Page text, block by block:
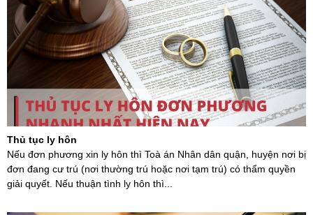
Thủ tục ly hôn
Nếu đơn phương xin ly hôn thì Toà án Nhân dân quận, huyện nơi bị
đơn đang cư trú (nơi thường trú hoặc nơi tạm trú) có thẩm quyền
giải quyết. Nếu thuận tình ly hôn thì...